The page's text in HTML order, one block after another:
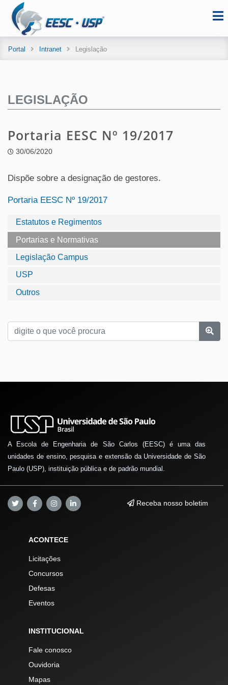
Portal Intranet Legislação
Estatutos e Regimentos
Portarias e Normativas
Legislação Campus
USP
Outros
LEGISLAÇÃO
Portaria EESC Nº 19/2017
30/06/2020
Dispõe sobre a designação de gestores.
Portaria EESC Nº 19/2017
A Escola de Engenharia de São Carlos (EESC) é uma das
unidades de ensino, pesquisa e extensão da Universidade de São
Paulo (USP), instituição pública e de padrão mundial.
Receba nosso boletim
ACONTECE
Licitações
Concursos
Defesas
Eventos
INSTITUCIONAL
Fale conosco
Ouvidoria
Mapas